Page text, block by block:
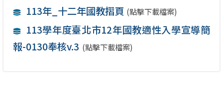
113年_十二年國教摺頁 (點擊下載檔案)
113學年度臺北市12年國教適性入學宣導簡
報-0130奉核v.3 (點擊下載檔案)